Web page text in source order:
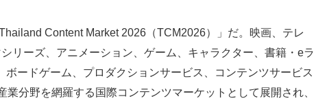
Content Market 2026（TCM2026）」だ。映画、テレ
リーズ、アニメーション、ゲーム、キャラクター、書籍・eラ
ボードゲーム、プロダクションサービス、コンテンツサービス
業分野を網羅する国際コンテンツマーケットとして展開され、